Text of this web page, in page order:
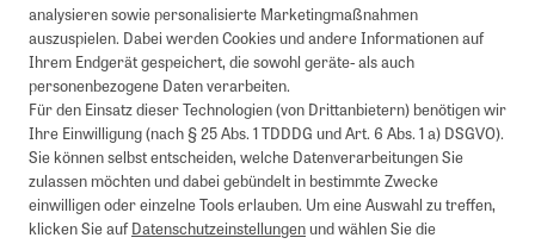
analysieren sowie personalisierte Marketingmaßnahmen
auszuspielen. Dabei werden Cookies und andere Informationen auf
Ihrem Endgerät gespeichert, die sowohl geräte- als auch
personenbezogene Daten verarbeiten.
Für den Einsatz dieser Technologien (von Drittanbietern) benötigen wir
Ihre Einwilligung (nach § 25 Abs. 1 TDDDG und Art. 6 Abs. 1 a) DSGVO).
Sie können selbst entscheiden, welche Datenverarbeitungen Sie
zulassen möchten und dabei gebündelt in bestimmte Zwecke
einwilligen oder einzelne Tools erlauben. Um eine Auswahl zu treffen,
klicken Sie aufDatenschutzeinstellungenund wählen Sie die